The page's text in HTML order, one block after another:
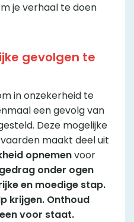
je verhaal te doen
gevolgen te
in onzekerheid te
een gevolg van
Deze mogelijke
maakt deel uit
opnemenvoor
onder ogen
en moedige stap.
krijgen. Onthoud
voor staat.